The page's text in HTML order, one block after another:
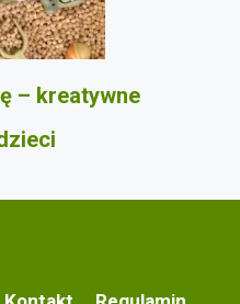
– kreatywne